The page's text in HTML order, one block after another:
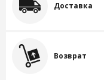
Доставка
Возврат